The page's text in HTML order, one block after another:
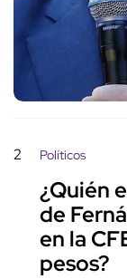
2 Políticos
¿Quién
de
en la
pesos?